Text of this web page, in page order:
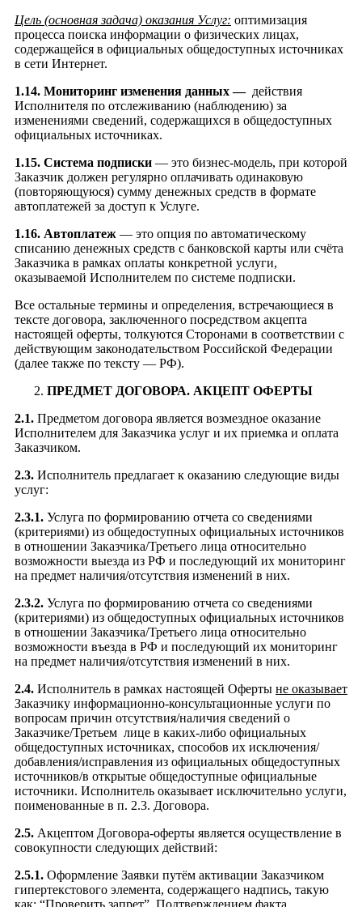
Цель (основная задача) оказания Услуг: оптимизация
процесса поиска информации о физических лицах,
содержащейся в официальных общедоступных источниках
в сети Интернет.
1.14. Мониторинг изменения данных — действия
Исполнителя по отслеживанию (наблюдению) за
изменениями сведений, содержащихся в общедоступных
официальных источниках.
1.15. Система подписки — это бизнес-модель, при которой
Заказчик должен регулярно оплачивать одинаковую
(повторяющуюся) сумму денежных средств в формате
автоплатежей за доступ к Услуге.
1.16. Автоплатеж — это опция по автоматическому
списанию денежных средств с банковской карты или счёта
Заказчика в рамках оплаты конкретной услуги,
оказываемой Исполнителем по системе подписки.
Все остальные термины и определения, встречающиеся в
тексте договора, заключенного посредством акцепта
настоящей оферты, толкуются Сторонами в соответствии с
действующим законодательством Российской Федерации
(далее также по тексту — РФ).
ПРЕДМЕТ ДОГОВОРА. АКЦЕПТ ОФЕРТЫ
2.1. Предметом договора является возмездное оказание
Исполнителем для Заказчика услуг и их приемка и оплата
Заказчиком.
2.3. Исполнитель предлагает к оказанию следующие виды
услуг:
2.3.1. Услуга по формированию отчета со сведениями
(критериями) из общедоступных официальных источников
в отношении Заказчика/Третьего лица относительно
возможности выезда из РФ и последующий их мониторинг
на предмет наличия/отсутствия изменений в них.
2.3.2. Услуга по формированию отчета со сведениями
(критериями) из общедоступных официальных источников
в отношении Заказчика/Третьего лица относительно
возможности въезда в РФ и последующий их мониторинг
на предмет наличия/отсутствия изменений в них.
2.4. Исполнитель в рамках настоящей Оферты не оказывает
Заказчику информационно-консультационные услуги по
вопросам причин отсутствия/наличия сведений о
Заказчике/Третьем лице в каких-либо официальных
общедоступных источниках, способов их исключения/
добавления/исправления из официальных общедоступных
источников/в открытые общедоступные официальные
источники. Исполнитель оказывает исключительно услуги,
поименованные в п. 2.3. Договора.
2.5. Акцептом Договора-оферты является осуществление в
совокупности следующих действий:
2.5.1. Оформление Заявки путём активации Заказчиком
гипертекстового элемента, содержащего надпись, такую
как: “Проверить запрет”. Подтверждением факта